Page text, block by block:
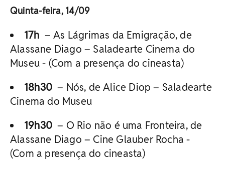
Quinta-feira, 14/09
17h – As Lágrimas da Emigração, de
Alassane Diago – Saladearte Cinema do
Museu - (Com a presença do cineasta)
18h30 – Nós, de Alice Diop – Saladearte
Cinema do Museu
19h30 – O Rio não é uma Fronteira, de
Alassane Diago – Cine Glauber Rocha -
(Com a presença do cineasta)